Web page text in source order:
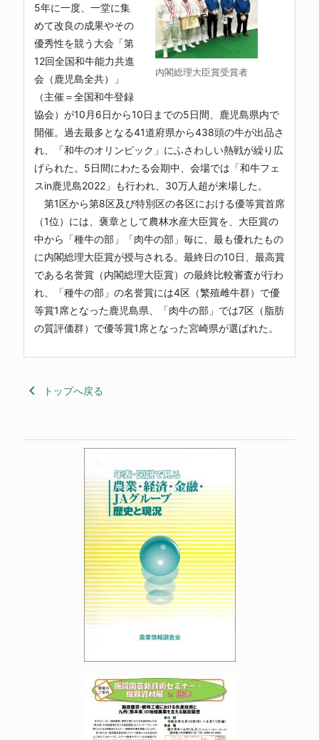
内閣総理大臣賞受賞者
5年に一度、一堂に集
めて改良の成果やその
優秀性を競う大会「第
12回全国和牛能力共進
会（鹿児島全共）」
（主催＝全国和牛登録
協会）が10月6日から10日までの5日間、鹿児島県内で
開催。過去最多となる41道府県から438頭の牛が出品さ
れ、「和牛のオリンピック」にふさわしい熱戦が繰り広
げられた。5日間にわたる会期中、会場では「和牛フェ
スin鹿児島2022」も行われ、30万人超が来場した。
第1区から第8区及び特別区の各区における優等賞首席
（1位）には、褒章として農林水産大臣賞を、大臣賞の
中から「種牛の部」「肉牛の部」毎に、最も優れたもの
に内閣総理大臣賞が授与される。最終日の10日、最高賞
である名誉賞（内閣総理大臣賞）の最終比較審査が行わ
れ、「種牛の部」の名誉賞には4区（繁殖雌牛群）で優
等賞1席となった鹿児島県、「肉牛の部」では7区（脂肪
の質評価群）で優等賞1席となった宮崎県が選ばれた。
keyboard_arrow_left トップへ戻る